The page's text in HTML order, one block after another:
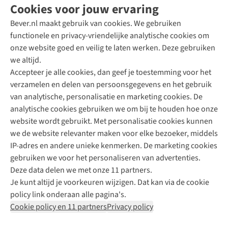
Cookies voor jouw ervaring
Bever.nl maakt gebruik van cookies. We gebruiken
functionele en privacy-vriendelijke analytische cookies om
onze website goed en veilig te laten werken. Deze gebruiken
we altijd.
Accepteer je alle cookies, dan geef je toestemming voor het
verzamelen en delen van persoonsgegevens en het gebruik
van analytische, personalisatie en marketing cookies. De
analytische cookies gebruiken we om bij te houden hoe onze
website wordt gebruikt. Met personalisatie cookies kunnen
we de website relevanter maken voor elke bezoeker, middels
IP-adres en andere unieke kenmerken. De marketing cookies
gebruiken we voor het personaliseren van advertenties.
Deze data delen we met onze 11 partners.
Je kunt altijd je voorkeuren wijzigen. Dat kan via de cookie
policy link onderaan alle pagina's.
Cookie policy en 11 partnersPrivacy policy
Direct advies van een Buitenexpert
+31 (0)85 888 50 88
+31 6 12 28 49 80
Contactformulier